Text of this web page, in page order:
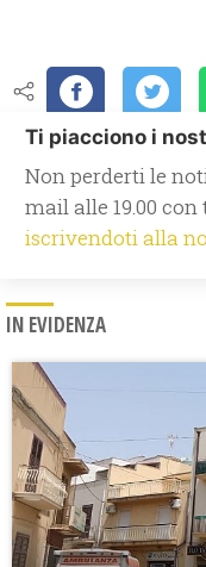
Ti piacciono i
Non perderti le
mail alle 19.00
iscrivendoti alla
IN EVIDENZA